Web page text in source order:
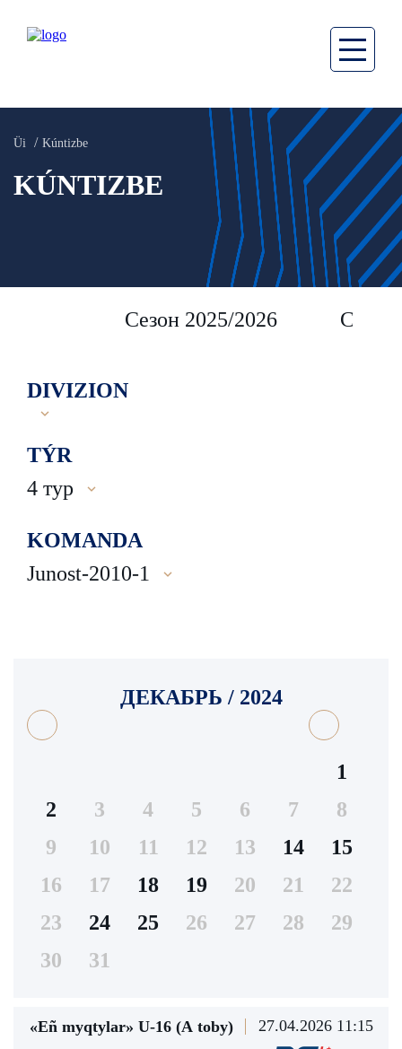
Üi Kúntizbe
KÚNTIZBE
Сезон 2025/2026 Сезон
DIVIZION
TÝR
4 тур
KOMANDA
Junost-2010-1
ДЕКАБРЬ / 2024
1
2
3 4 5 6 7
8
9
10 11 12 13 14
15
16
17 18 19 20 21
22
23
24 25 26 27 28
29
30
31
«Eñ myqtylar» U-16 (А toby) 27.04.2026 11:15